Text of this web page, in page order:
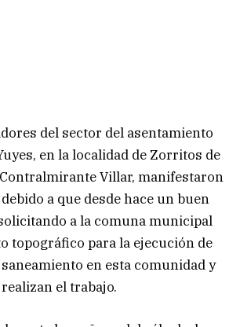
del sector del asentamiento
en la localidad de Zorritos de
Villar, manifestaron
a que desde hace un buen
a la comuna municipal
topográfico para la ejecución de
en esta comunidad y
el trabajo.